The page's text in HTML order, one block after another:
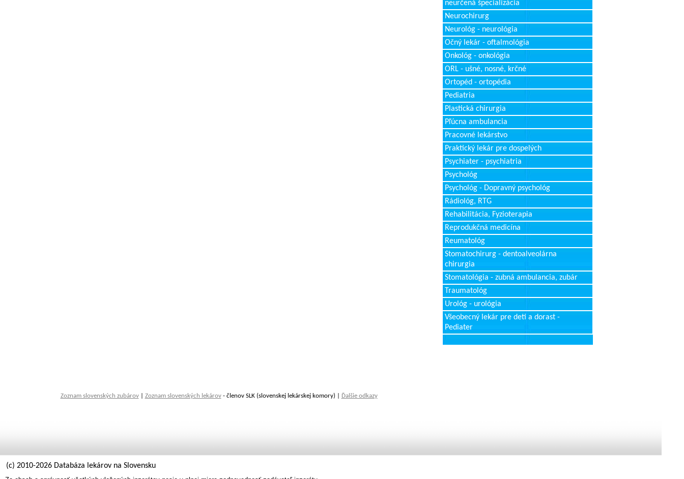
neurčená špecializácia
Neurochirurg
Neurológ - neurológia
Očný lekár - oftalmológia
Onkológ - onkológia
ORL - ušné, nosné, krčné
Ortopéd - ortopédia
Pediatria
Plastická chirurgia
Pľúcna ambulancia
Pracovné lekárstvo
Praktický lekár pre dospelých
Psychiater - psychiatria
Psychológ
Psychológ - Dopravný psychológ
Rádiológ, RTG
Rehabilitácia, Fyzioterapia
Reprodukčná medicína
Reumatológ
Stomatochirurg - dentoalveolárna
chirurgia
Stomatológia - zubná ambulancia, zubár
Traumatológ
Urológ - urológia
Všeobecný lekár pre deti a dorast -
Pediater
Zoznam slovenských zubárov| Zoznam slovenských lekárov- členov SLK (slovenskej lekárskej komory) | Ďalšie odkazy
(c) 2010-2026 Databáza lekárov na Slovensku